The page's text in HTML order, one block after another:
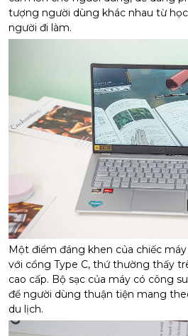
tượng người dùng khác nhau từ học
người đi làm.
Một điểm đáng khen của chiếc
với cổng Type C, thứ thường thấy
cao cấp. Bộ sạc của máy có công
để người dùng thuận tiện mang
du lịch.